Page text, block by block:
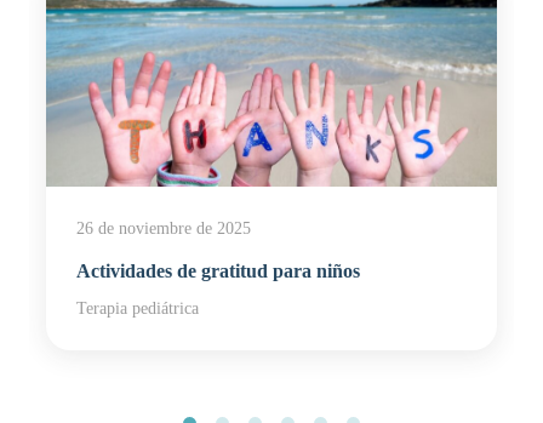
26 de noviembre de 2025
Actividades de gratitud para niños
Terapia pediátrica